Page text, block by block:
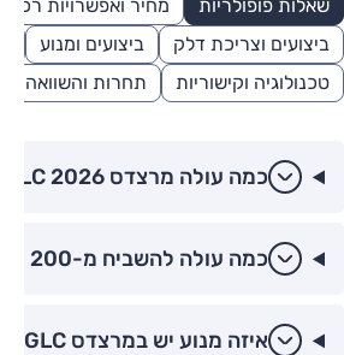
שאלות פופולריות מחיר ואפשרויות רכישה
ביצועים וצריכת דלק
ביצועים ומנוע
טכנולוגיה וקישוריות
תחרות והשוואה
כמה עולה מרצדס GLC 2026?
כמה עולה להשביח מ-200 ל-300?
איזה מנוע יש במרצדס GLC?